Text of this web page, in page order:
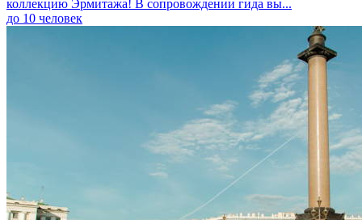
коллекцию Эрмитажа! В сопровождении гида вы...
до 10 человек